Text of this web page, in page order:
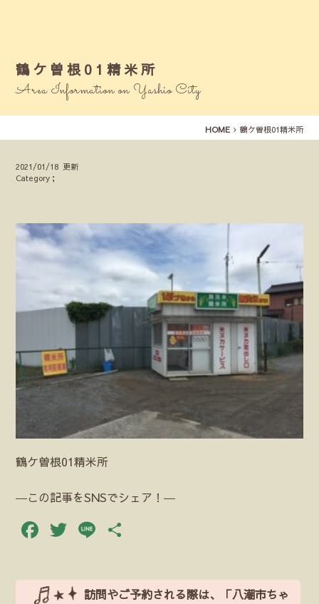
鶴ケ曽根01精米所
Area Information on Yashio City
HOME 鶴ケ曽根01精米所
2021/01/18 更新
Category；
鶴ケ曽根01精米所
―この記事をSNSでシェア！―
Facebook
Twitter
Line
訪問やご予約される際は、「八潮市ちゃ